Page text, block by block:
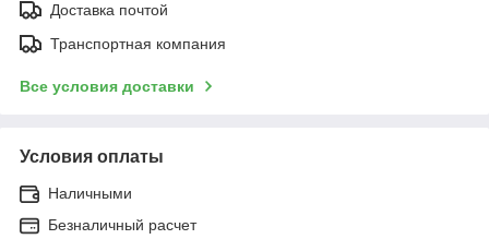
Доставка почтой
Транспортная компания
Все условия доставки
Условия оплаты
Наличными
Безналичный расчет